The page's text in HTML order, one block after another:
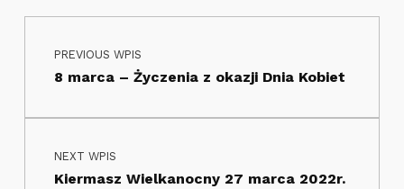
Skip back to main navigation
Nawigacja wpisu
PREVIOUS WPIS
8 marca – Życzenia z okazji Dnia Kobiet
NEXT WPIS
Kiermasz Wielkanocny 27 marca 2022r.